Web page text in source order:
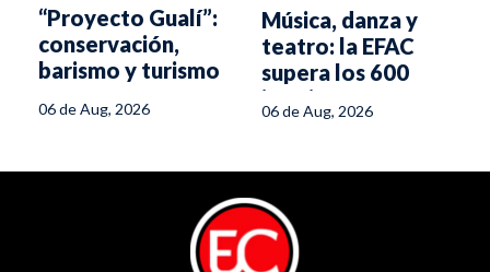
“Proyecto Gualí”:
conservación,
barismo y turismo
la región
06 de Aug, 2026
Música, danza y
teatro: la EFAC
supera los 600
inscritos
06 de Aug, 2026